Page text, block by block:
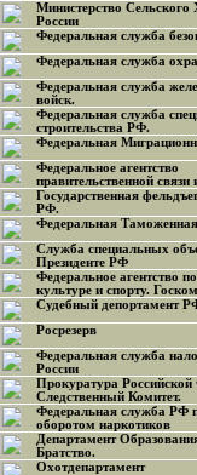
Министерство Сельского
России
Федеральная служба
Федеральная служба
Федеральная служба
войск.
Федеральная служба
строительства РФ.
Федеральная
Федеральное агентство
правительственной
Государственная
РФ.
Федеральная
Служба специальных
Президенте РФ
Федеральное агентство
культуре и спорту.
Судебный депортамент
Росрезерв
Федеральная служба
России
Прокуратура Российской
Следственный Комитет.
Федеральная служба РФ
оборотом наркотиков
Департамент
Братство.
Охотдепартамент